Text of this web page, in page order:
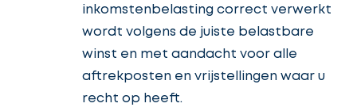
inkomstenbelasting correct verwerkt
wordt volgens de juiste belastbare
winst en met aandacht voor alle
aftrekposten en vrijstellingen waar u
recht op heeft.